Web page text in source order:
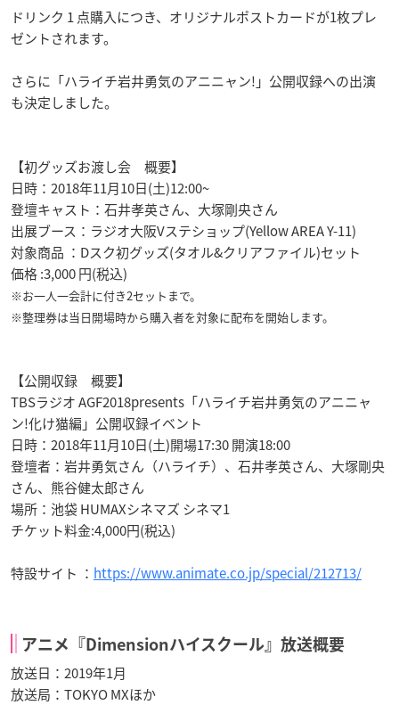
ドリンク 1 点購入につき、オリジナルポストカードが1枚プレ
ゼントされます。
さらに「ハライチ岩井勇気のアニニャン!」公開収録への出演
も決定しました。
【初グッズお渡し会 概要】
日時：2018年11月10日(土)12:00~
登壇キャスト：石井孝英さん、大塚剛央さん
出展ブース：ラジオ大阪Vステショップ(Yellow AREA Y-11)
対象商品 ：Dスク初グッズ(タオル&クリアファイル)セット
価格 :3,000 円(税込)
※お一人一会計に付き2セットまで。
※整理券は当日開場時から購入者を対象に配布を開始します。
【公開収録 概要】
TBSラジオ AGF2018presents「ハライチ岩井勇気のアニニャ
ン!化け猫編」公開収録イベント
日時：2018年11月10日(土)開場17:30 開演18:00
登壇者：岩井勇気さん（ハライチ）、石井孝英さん、大塚剛央
さん、熊谷健太郎さん
場所：池袋 HUMAXシネマズ シネマ1
チケット料金:4,000円(税込)
特設サイト ： https://www.animate.co.jp/special/212713/
アニメ『Dimensionハイスクール』放送概要
放送日：2019年1月
放送局：TOKYO MXほか